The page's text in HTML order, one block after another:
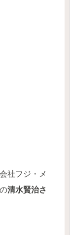
社フジ・メ
清水賢治さ